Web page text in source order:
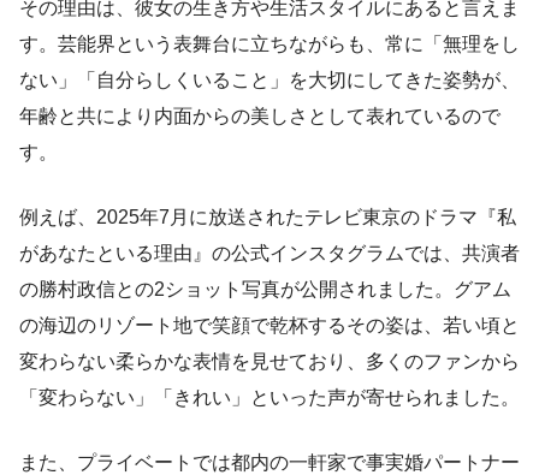
その理由は、彼女の生き方や生活スタイルにあると言えま
す。芸能界という表舞台に立ちながらも、常に「無理をし
ない」「自分らしくいること」を大切にしてきた姿勢が、
年齢と共により内面からの美しさとして表れているので
す。
例えば、2025年7月に放送されたテレビ東京のドラマ『私
があなたといる理由』の公式インスタグラムでは、共演者
の勝村政信との2ショット写真が公開されました。グアム
の海辺のリゾート地で笑顔で乾杯するその姿は、若い頃と
変わらない柔らかな表情を見せており、多くのファンから
「変わらない」「きれい」といった声が寄せられました。
また、プライベートでは都内の一軒家で事実婚パートナー